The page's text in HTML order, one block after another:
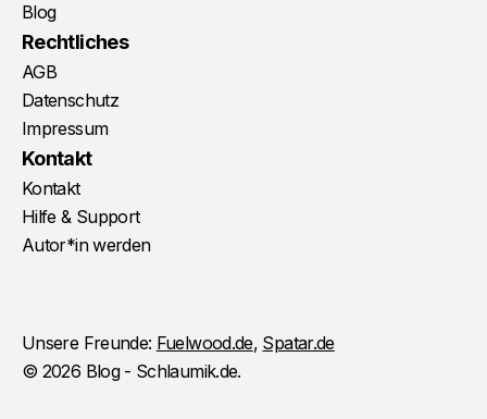
Blog
Rechtliches
AGB
Datenschutz
Impressum
Kontakt
Kontakt
Hilfe & Support
Autor*in werden
Unsere Freunde: Fuelwood.de, Spatar.de
© 2026 Blog - Schlaumik.de.